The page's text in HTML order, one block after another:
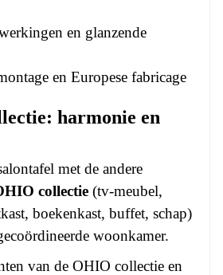
en glanzende
en Europese fabricage
harmonie en
met de andere
collectie (tv-meubel,
boekenkast, buffet, schap)
woonkamer.
van de OHIO collectie en